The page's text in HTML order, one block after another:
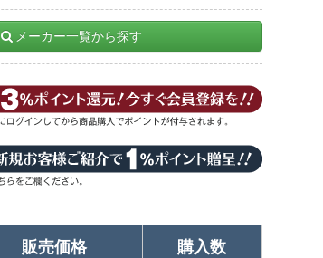
メーカー一覧から探す
販売価格 購入数